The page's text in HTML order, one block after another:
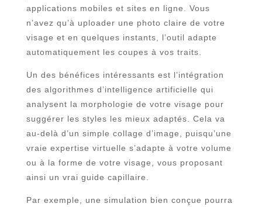
applications mobiles et sites en ligne. Vous
n’avez qu’à uploader une photo claire de votre
visage et en quelques instants, l’outil adapte
automatiquement les coupes à vos traits.
Un des bénéfices intéressants est l’intégration
des algorithmes d’intelligence artificielle qui
analysent la morphologie de votre visage pour
suggérer les styles les mieux adaptés. Cela va
au-delà d’un simple collage d’image, puisqu’une
vraie expertise virtuelle s’adapte à votre volume
ou à la forme de votre visage, vous proposant
ainsi un vrai guide capillaire.
Par exemple, une simulation bien conçue pourra